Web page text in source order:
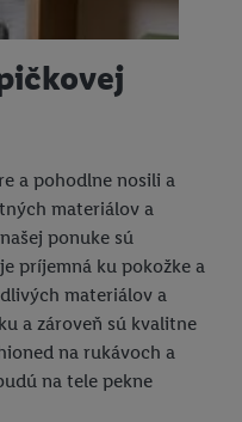
a pohodlne nosili a
materiálov a
ponuke sú
príjemná ku pokožke a
materiálov a
a zároveň sú kvalitne
na rukávoch a
na tele pekne